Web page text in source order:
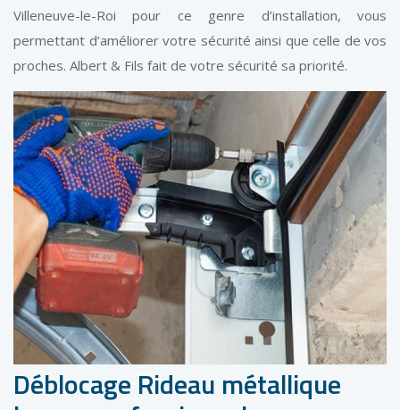
Villeneuve-le-Roi pour ce genre d’installation, vous
permettant d’améliorer votre sécurité ainsi que celle de vos
proches. Albert & Fils fait de votre sécurité sa priorité.
Déblocage Rideau métallique